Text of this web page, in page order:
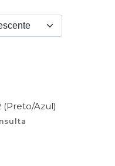
(Preto/Azul)